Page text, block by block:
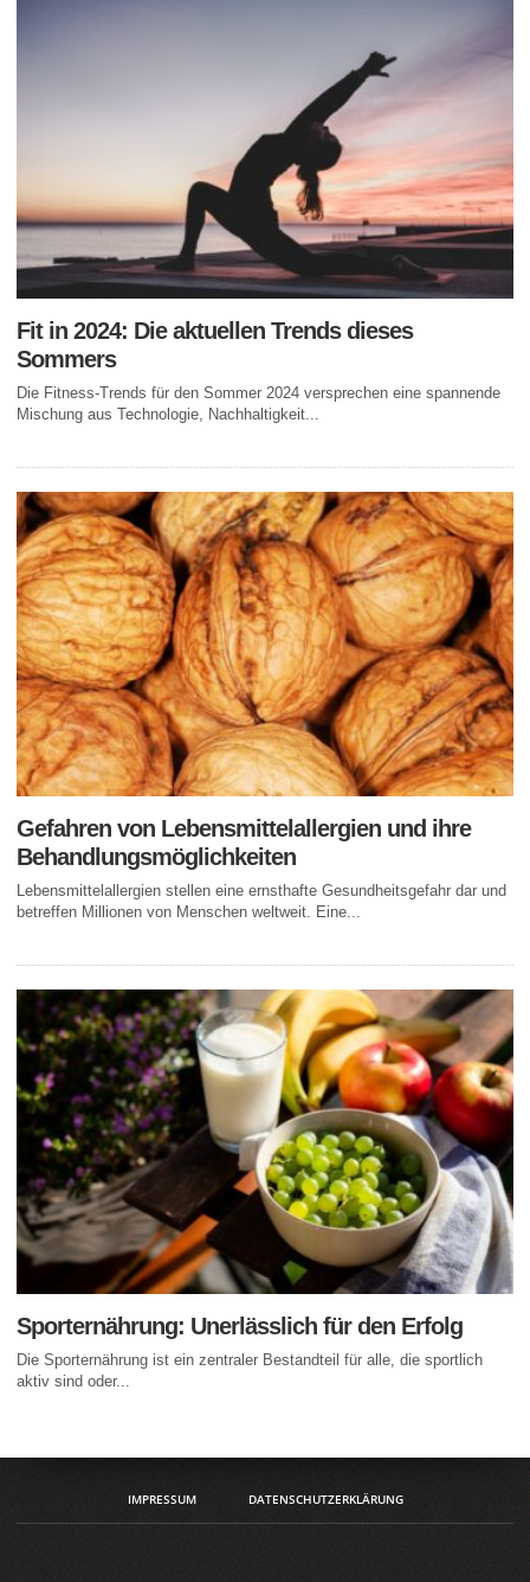
Fit in 2024: Die aktuellen Trends dieses
Sommers
Die Fitness-Trends für den Sommer 2024 versprechen eine spannende
Mischung aus Technologie, Nachhaltigkeit...
Gefahren von Lebensmittelallergien und ihre
Behandlungsmöglichkeiten
Lebensmittelallergien stellen eine ernsthafte Gesundheitsgefahr dar und
betreffen Millionen von Menschen weltweit. Eine...
Sporternährung: Unerlässlich für den Erfolg
Die Sporternährung ist ein zentraler Bestandteil für alle, die sportlich
aktiv sind oder...
IMPRESSUM DATENSCHUTZERKLÄRUNG